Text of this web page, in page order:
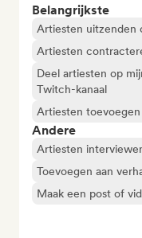
Belangrijkste
Artiesten uitzenden
Artiesten
Deel artiesten op
Twitch-kanaal
Artiesten
Andere
Artiesten
Toevoegen aan
Maak een post of